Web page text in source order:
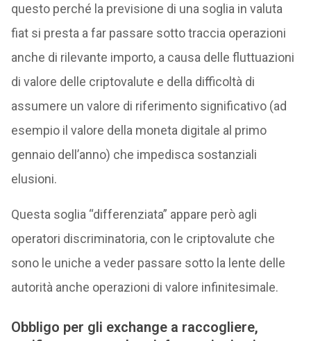
questo perché la previsione di una soglia in valuta
fiat si presta a far passare sotto traccia operazioni
anche di rilevante importo, a causa delle fluttuazioni
di valore delle criptovalute e della difficoltà di
assumere un valore di riferimento significativo (ad
esempio il valore della moneta digitale al primo
gennaio dell’anno) che impedisca sostanziali
elusioni.
Questa soglia “differenziata” appare però agli
operatori discriminatoria, con le criptovalute che
sono le uniche a veder passare sotto la lente delle
autorità anche operazioni di valore infinitesimale.
Obbligo per gli exchange a raccogliere,